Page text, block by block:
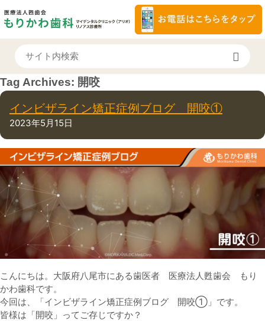
Tag Archives: 開咬
インビザライン矯正症例ブログ 開咬①
2023年5月15日
こんにちは。大阪府八尾市にある歯医者 医療法人甦歯会 もり
かわ歯科です。
今回は、「インビザライン矯正症例ブログ 開咬①」です。
皆様は「開咬」ってご存じですか？